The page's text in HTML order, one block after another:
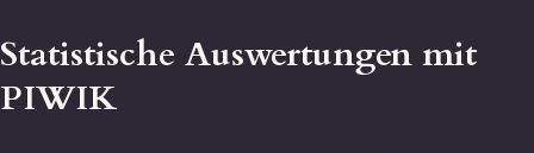
Statistische Auswertungen mit
PIWIK